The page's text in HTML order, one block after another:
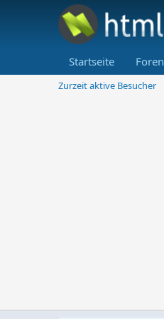
Startseite Foren
Zurzeit aktive Besucher